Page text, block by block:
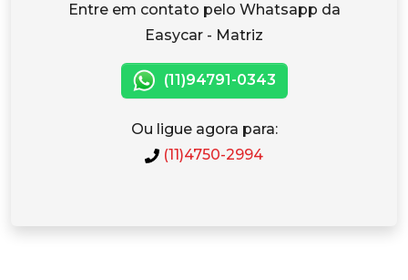
Entre em contato pelo Whatsapp da
Easycar - Matriz
(11)94791-0343
Ou ligue agora para:
(11)4750-2994